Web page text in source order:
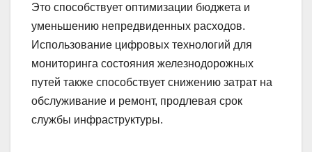
Это способствует оптимизации бюджета и
уменьшению непредвиденных расходов.
Использование цифровых технологий для
мониторинга состояния железнодорожных
путей также способствует снижению затрат на
обслуживание и ремонт, продлевая срок
службы инфраструктуры.